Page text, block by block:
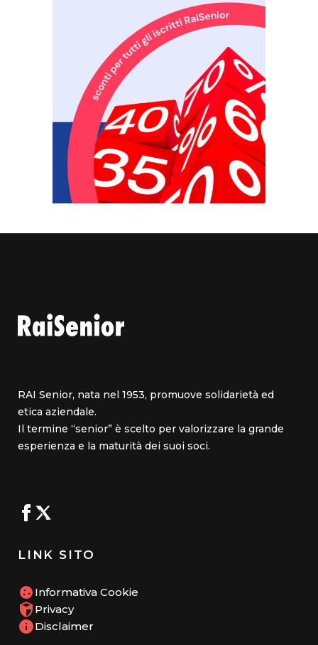
RAI Senior, nata nel 1953, promuove solidarietà ed
etica aziendale.
Il termine “senior” è scelto per valorizzare la grande
esperienza e la maturità dei suoi soci.
LINK SITO
Informativa Cookie
Privacy
Disclaimer